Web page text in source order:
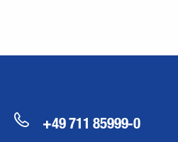
+49 711 85999-0